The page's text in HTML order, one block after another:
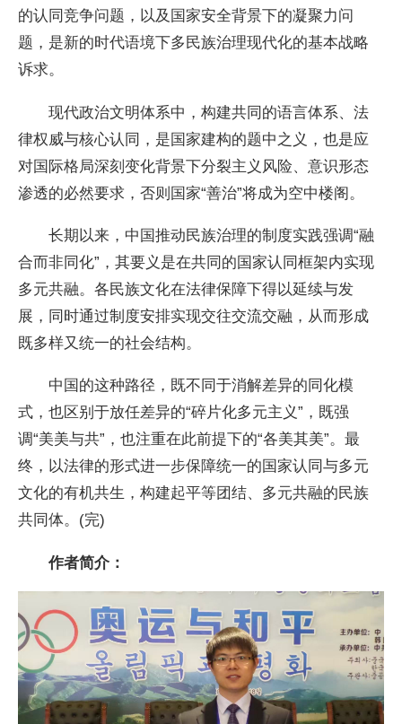
的认同竞争问题，以及国家安全背景下的凝聚力问
题，是新的时代语境下多民族治理现代化的基本战略
诉求。
现代政治文明体系中，构建共同的语言体系、法
律权威与核心认同，是国家建构的题中之义，也是应
对国际格局深刻变化背景下分裂主义风险、意识形态
渗透的必然要求，否则国家“善治”将成为空中楼阁。
长期以来，中国推动民族治理的制度实践强调“融
合而非同化”，其要义是在共同的国家认同框架内实现
多元共融。各民族文化在法律保障下得以延续与发
展，同时通过制度安排实现交往交流交融，从而形成
既多样又统一的社会结构。
中国的这种路径，既不同于消解差异的同化模
式，也区别于放任差异的“碎片化多元主义”，既强
调“美美与共”，也注重在此前提下的“各美其美”。最
终，以法律的形式进一步保障统一的国家认同与多元
文化的有机共生，构建起平等团结、多元共融的民族
共同体。(完)
作者简介：